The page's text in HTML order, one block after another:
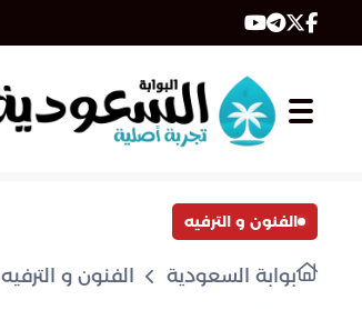
الفنون و الترفيه
بوابة السعودية الفنون و الترفيه